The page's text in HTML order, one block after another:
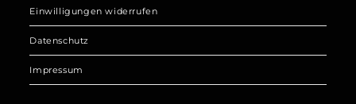
Einwilligungen widerrufen
Datenschutz
Impressum